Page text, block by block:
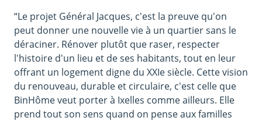
“Le projet Général Jacques, c'est la preuve qu'on
peut donner une nouvelle vie à un quartier sans le
déraciner. Rénover plutôt que raser, respecter
l'histoire d'un lieu et de ses habitants, tout en leur
offrant un logement digne du XXIe siècle. Cette vision
du renouveau, durable et circulaire, c'est celle que
BinHôme veut porter à Ixelles comme ailleurs. Elle
prend tout son sens quand on pense aux familles